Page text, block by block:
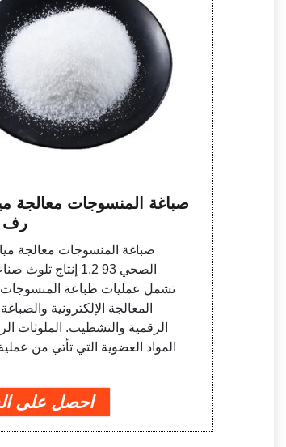
صباغة المنسوجات معالجة
رف
صباغة المنسوجات معالجة
الصحي 93 1.2 إنتاج
تشمل عمليات طباعة المنسوجات
المعالجة الإلكترونية
الرقمية والتشطيب. الملوثات
المواد العضوية التي تأتي من
احصل على